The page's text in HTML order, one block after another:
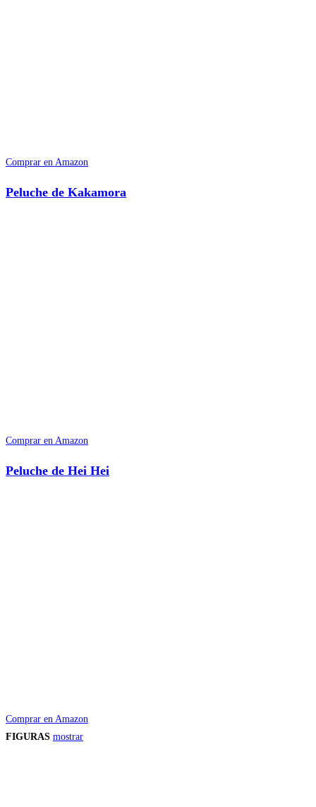
Comprar en Amazon
Peluche de Kakamora
Comprar en Amazon
Peluche de Hei Hei
Comprar en Amazon
FIGURAS mostrar